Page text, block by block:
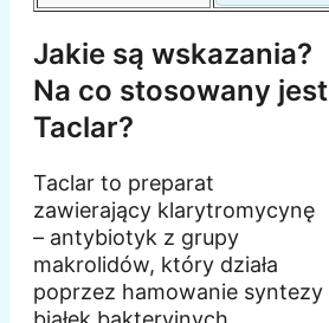
Jakie są wskazania?
Na co stosowany jest
Taclar?
Taclar to preparat
zawierający klarytromycynę
– antybiotyk z grupy
makrolidów, który działa
poprzez hamowanie syntezy